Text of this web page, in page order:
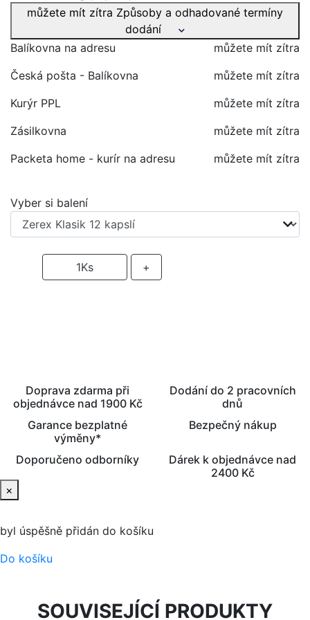
můžete mít zítra Způsoby a odhadované termíny
dodání
Balíkovna na adresu
můžete mít zítra
Česká pošta - Balíkovna
můžete mít zítra
Kurýr PPL
můžete mít zítra
Zásilkovna
můžete mít zítra
Packeta home - kurír na adresu
můžete mít zítra
Vyber si balení
1Ks +
Doprava zdarma při
objednávce nad 1900 Kč
Dodání do 2 pracovních
dnů
Garance bezplatné
výměny*
Bezpečný nákup
Doporučeno odborníky
Dárek k objednávce nad
2400 Kč
×
byl úspěšně přidán do košíku
Do košíku
SOUVISEJÍCÍ PRODUKTY